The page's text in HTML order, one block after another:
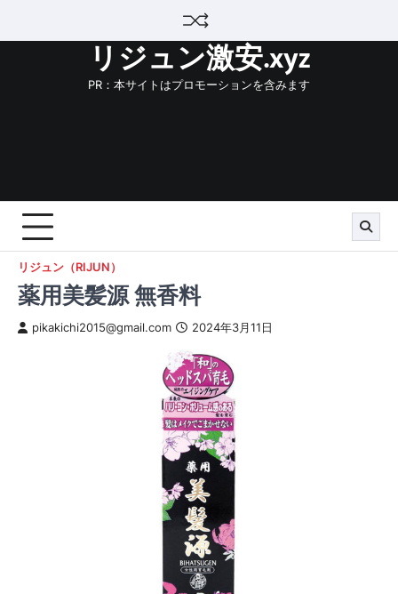
リジュン激安.xyz
PR：本サイトはプロモーションを含みます
リジュン（RIJUN）
薬用美髪源 無香料
pikakichi2015@gmail.com 2024年3月11日